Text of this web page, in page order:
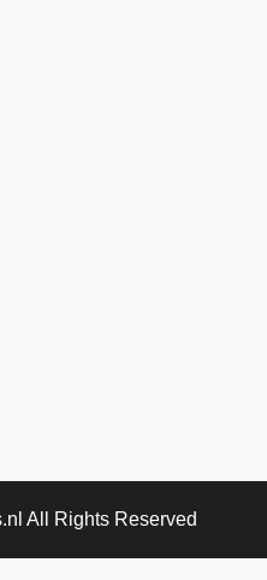
All Rights Reserved